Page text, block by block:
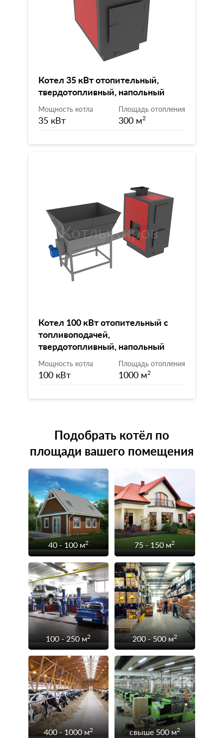
Котел 35 кВт отопительный,
твердотопливный, напольный
Мощность котла
35 кВт
Площадь отопления
300 м2
Котел 100 кВт отопительный с
топливоподачей,
твердотопливный, напольный
Мощность котла
100 кВт
Площадь отопления
1000 м2
Подобрать котёл по
площади вашего помещения
40 - 100 м2 75 - 150 м2
100 - 250 м2 200 - 500 м2
400 - 1000 м2 свыше 500 м2